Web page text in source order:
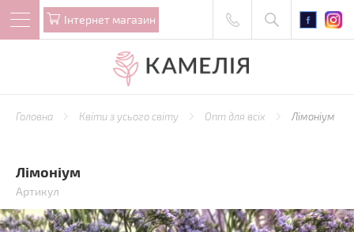
Iнтернет магазин
Головна Квіти з усього світу Опт для всіх Лімоніум
Лімоніум
Артикул